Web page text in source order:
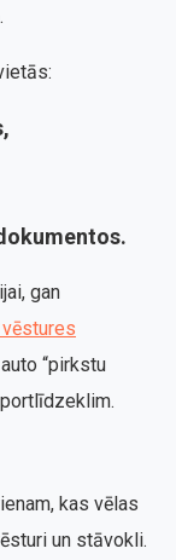
gan
“pirkstu
kas vēlas
un stāvokli.